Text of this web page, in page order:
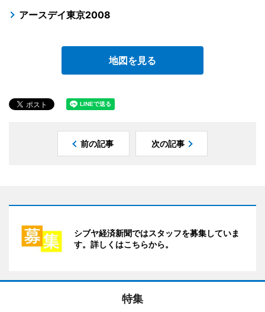
アースデイ東京2008
地図を見る
前の記事 次の記事
シブヤ経済新聞ではスタッフを募集していま
す。詳しくはこちらから。
特集